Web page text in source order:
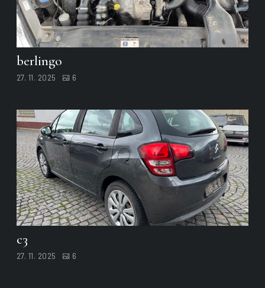
berlingo
27. 11. 2025 6
c3
27. 11. 2025 6